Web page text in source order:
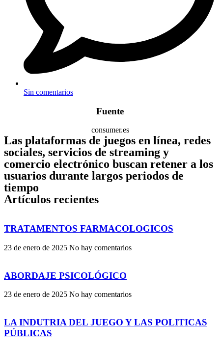
Sin comentarios
Fuente
consumer.es
Las plataformas de juegos en línea, redes
sociales, servicios de streaming y
comercio electrónico buscan retener a los
usuarios durante largos periodos de
tiempo
Artículos recientes
TRATAMENTOS FARMACOLOGICOS
23 de enero de 2025 No hay comentarios
ABORDAJE PSICOLÓGICO
23 de enero de 2025 No hay comentarios
LA INDUTRIA DEL JUEGO Y LAS POLITICAS
PÚBLICAS